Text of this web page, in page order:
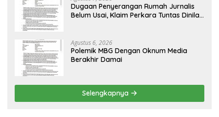
Dugaan Penyerangan Rumah Jurnalis
Belum Usai, Klaim Perkara Tuntas Dinilai
Agustus 6, 2026
Polemik MBG Dengan Oknum Media
Berakhir Damai
Selengkapnya